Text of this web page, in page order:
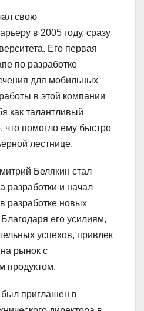
свою
в 2005 году, сразу
Его первая
по разработке
для мобильных
в этой компании
как талантливый
что помогло ему быстро
лестнице.
Белякин стал
разработки и начал
разработке новых
его усилиям,
успехов, привлек
рынок с
продуктом.
приглашен в